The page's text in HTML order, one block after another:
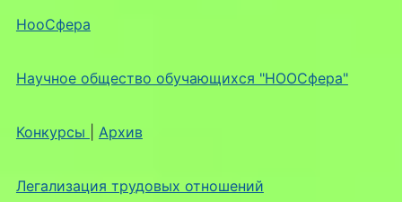
НооСфера
Научное общество обучающихся "НООСфера"
Конкурсы Архив
Легализация трудовых отношений